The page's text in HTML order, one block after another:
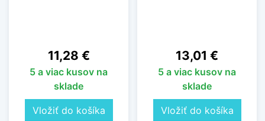
Cena
11,28 €
5 a viac kusov na
sklade
Vložiť do košíka
Cena
13,01 €
5 a viac kusov na
sklade
Vložiť do košíka